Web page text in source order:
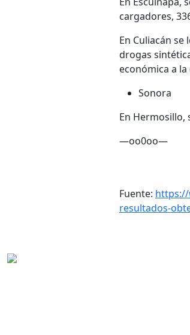
cargadores,
En Culiacán
drogas
económica a
Sonora
En Hermosillo,
—oo0oo—
Fuente: https://
resultados-